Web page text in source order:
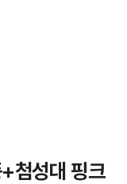
첨성대 핑크